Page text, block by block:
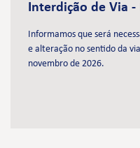
Interdição de Via -
Informamos que será
e alteração no sentido da
novembro de 2026.